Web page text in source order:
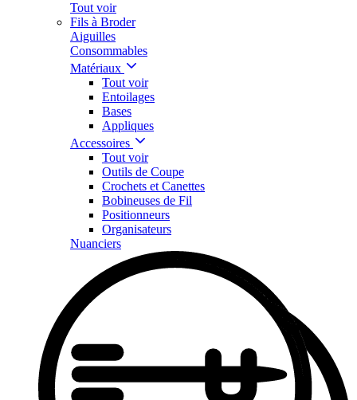
Tout voir
Fils à Broder
Aiguilles
Consommables
Matériaux
Tout voir
Entoilages
Bases
Appliques
Accessoires
Tout voir
Outils de Coupe
Crochets et Canettes
Bobineuses de Fil
Positionneurs
Organisateurs
Nuanciers